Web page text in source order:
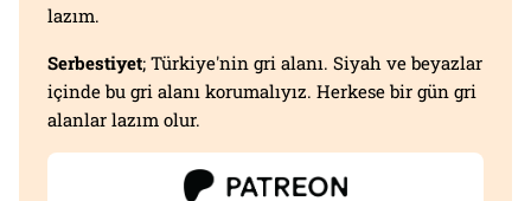
lazım.
Serbestiyet; Türkiye'nin gri alanı. Siyah ve beyazlar
içinde bu gri alanı korumalıyız. Herkese bir gün gri
alanlar lazım olur.